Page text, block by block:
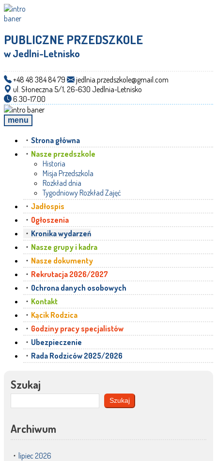
PUBLICZNE PRZEDSZKOLE
w Jedlni-Letnisko
+48 48 384 84 79
jedlnia.przedszkole@gmail.com
ul. Słoneczna 5/1, 26-630 Jedlnia-Letnisko
6.30-17.00
menu
Strona główna
Nasze przedszkole
Historia
Misja Przedszkola
Rozkład dnia
Tygodniowy Rozkład Zajęć
Jadłospis
Ogłoszenia
Kronika wydarzeń
Nasze grupy i kadra
Nasze dokumenty
Rekrutacja 2026/2027
Ochrona danych osobowych
Kontakt
Kącik Rodzica
Godziny pracy specjalistów
Ubezpieczenie
Rada Rodziców 2025/2026
Szukaj
Szukaj
Archiwum
lipiec 2026